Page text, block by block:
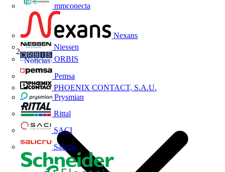
mmconecta
Nexans
Niessen
ORBIS
Pemsa
PHOENIX CONTACT, S.A.U.
Prysmian
Rittal
SACI
Salicru
Noticias